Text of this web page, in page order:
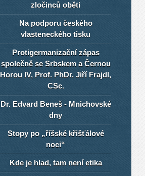
zločinců oběti
Na podporu českého
vlasteneckého tisku
Protigermanizační zápas
společně se Srbskem a Černou
Horou IV, Prof. PhDr. Jiří Frajdl,
CSc.
Dr. Edvard Beneš - Mnichovské
dny
Stopy po „říšské křišťálové
noci“
Kde je hlad, tam není etika